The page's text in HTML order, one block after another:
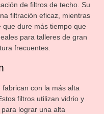
de filtros de techo. Su
filtración eficaz, mientras
dure más tiempo que
para talleres de gran
frecuentes.
con la más alta
filtros utilizan vidrio y
lograr una alta